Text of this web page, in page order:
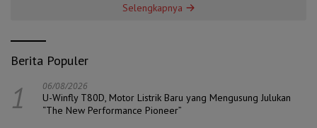
Selengkapnya
Berita Populer
1 06/08/2026
U-Winfly T80D, Motor Listrik Baru yang Mengusung Julukan
“The New Performance Pioneer”